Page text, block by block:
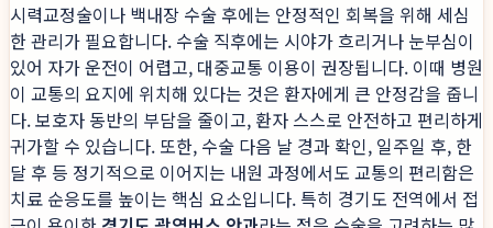
시력교정술이나 백내장 수술 후에는 안정적인 회복을 위해 세심
한 관리가 필요합니다. 수술 직후에는 시야가 흐리거나 눈부심이
있어 자가 운전이 어렵고, 대중교통 이용이 권장됩니다. 이때 병원
이 교통의 요지에 위치해 있다는 것은 환자에게 큰 안정감을 줍니
다. 보호자 동반의 부담을 줄이고, 환자 스스로 안전하고 편리하게
귀가할 수 있습니다. 또한, 수술 다음 날 경과 확인, 일주일 후, 한
달 후 등 정기적으로 이어지는 내원 과정에서도 교통의 편리함은
치료 순응도를 높이는 핵심 요소입니다. 특히 경기도 전역에서 접